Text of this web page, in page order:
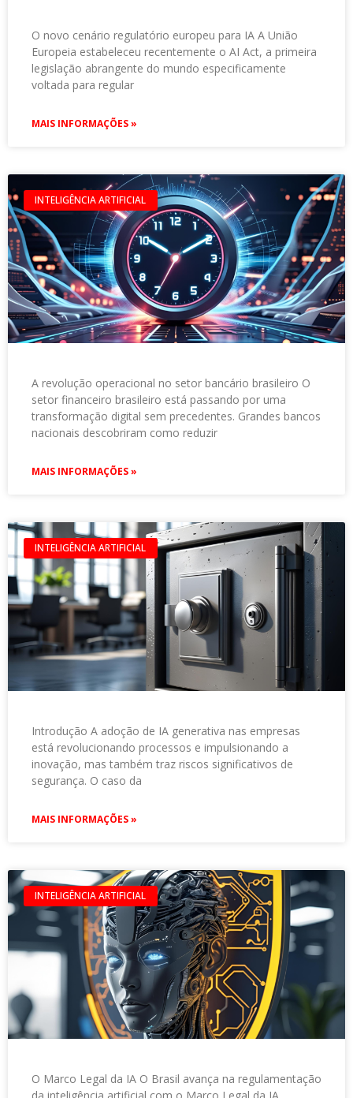
O novo cenário regulatório europeu para IA A União
Europeia estabeleceu recentemente o AI Act, a primeira
legislação abrangente do mundo especificamente
voltada para regular
MAIS INFORMAÇÕES »
INTELIGÊNCIA ARTIFICIAL
A revolução operacional no setor bancário brasileiro O
setor financeiro brasileiro está passando por uma
transformação digital sem precedentes. Grandes bancos
nacionais descobriram como reduzir
MAIS INFORMAÇÕES »
INTELIGÊNCIA ARTIFICIAL
Introdução A adoção de IA generativa nas empresas
está revolucionando processos e impulsionando a
inovação, mas também traz riscos significativos de
segurança. O caso da
MAIS INFORMAÇÕES »
INTELIGÊNCIA ARTIFICIAL
O Marco Legal da IA O Brasil avança na regulamentação